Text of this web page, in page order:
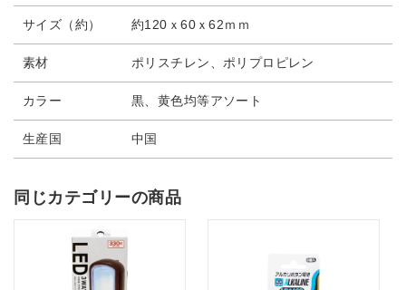
サイズ（約） 約120ｘ60ｘ62ｍｍ
素材 ポリスチレン、ポリプロピレン
カラー 黒、黄色均等アソート
生産国 中国
同じカテゴリーの商品